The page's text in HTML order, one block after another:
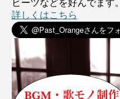
ビーツなどを好んでます。
詳しくはこちら